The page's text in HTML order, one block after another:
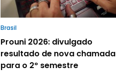
Brasil
Prouni 2026: divulgado
resultado de nova chamada
para o 2º semestre